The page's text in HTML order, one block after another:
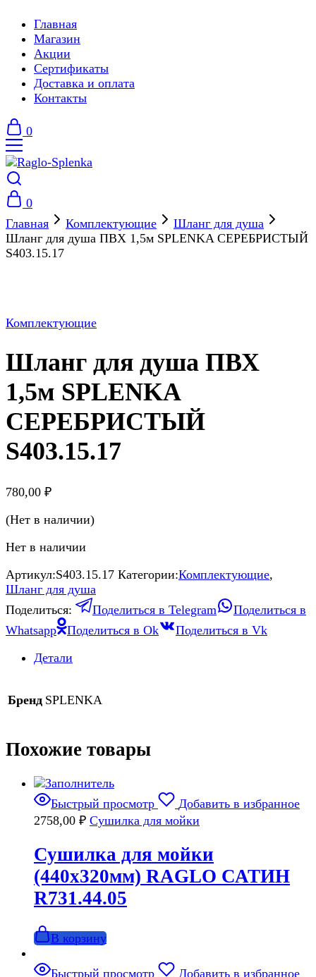
Главная
Магазин
Акции
Сертификаты
Доставка и оплата
Контакты
0
0
Главная
Комплектующие
Шланг для душа
Шланг для душа ПВХ 1,5м SPLENKA СЕРЕБРИСТЫЙ
S403.15.17
Комплектующие
Шланг для душа ПВХ
1,5м SPLENKA
СЕРЕБРИСТЫЙ
S403.15.17
780,00 ₽
(Нет в наличии)
Нет в наличии
Артикул:S403.15.17 Категории:Комплектующие,
Шланг для душа
Поделиться:
Поделиться в Telegram
Поделиться в
Whatsapp
Поделиться в Ok
Поделиться в Vk
Детали
Бренд SPLENKA
Похожие товары
Быстрый просмотр
Добавить в избранное
2758,00 ₽ Сушилка для мойки
Сушилка для мойки
(440х320мм) RAGLO САТИН
R731.44.05
В корзину
Быстрый просмотр Добавить в избранное